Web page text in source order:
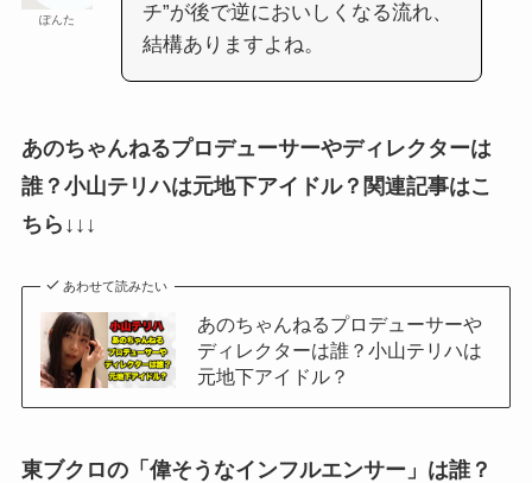
ぽんた
チ”が後で逆においしくなる流れ、
結構ありますよね。
あのちゃんねるプロデューサーやディレクターは
誰？小山テリハは元地下アイドル？関連記事はこ
ちら↓↓↓
あわせて読みたい
あのちゃんねるプロデューサーや
ディレクターは誰？小山テリハは
元地下アイドル？
東ブクロの「偉そうなインフルエンサー」は誰？